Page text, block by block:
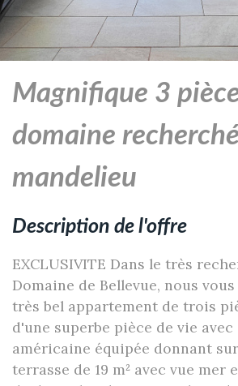
magnifique 3 pièces dans
domaine recherché
mandelieu
description de l'offre
EXCLUSIVITE Dans le très
Domaine de Bellevue, nous
très bel appartement de trois
d'une superbe pièce de vie
américaine équipée donnant
terrasse de 19 m² avec vue mer